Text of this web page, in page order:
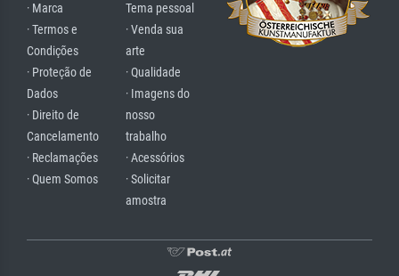
· Marca
· Termos e
Condições
· Proteção de
Dados
· Direito de
Cancelamento
· Reclamações
· Quem Somos
Tema pessoal
· Venda sua
arte
· Qualidade
· Imagens do
nosso
trabalho
· Acessórios
· Solicitar
amostra